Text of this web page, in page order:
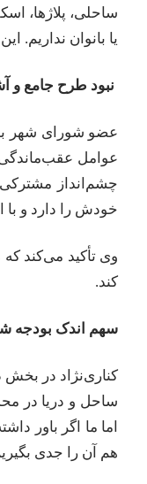
ساحلی، پلاژها،
یا بانوان نداریم.
نبود طرح جامع و
عضو شورای شهر
عوامل
چشم‌انداز
خودش را دارد و با
وی تأکید می‌کند
کند.
سهم اندک بودجه
کناری‌نژاد در
ساحل و دریا در
اما ما اگر باور
هم آن را جدی